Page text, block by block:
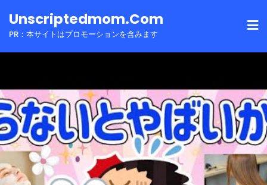
toUnscriptedmom.com
PR：本サイトはプロモーションを含みます